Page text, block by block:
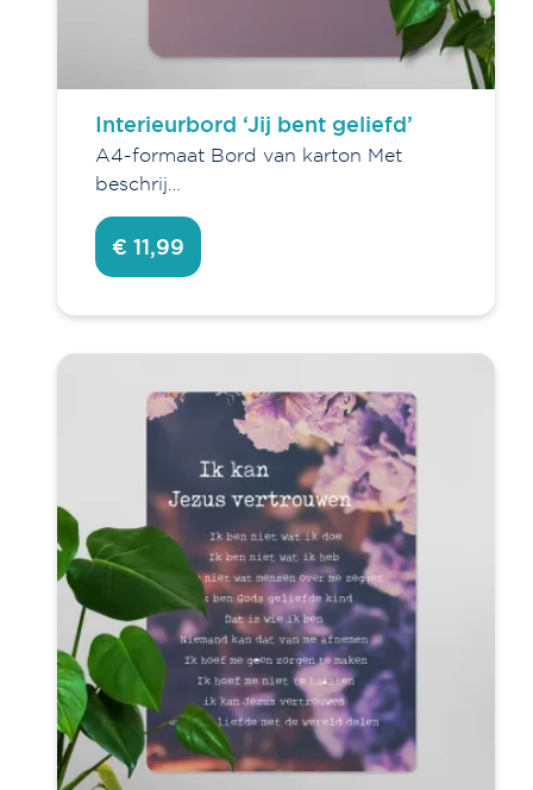
Interieurbord ‘Jij bent geliefd’
A4-formaat Bord van karton Met
beschrij…
€ 11,99